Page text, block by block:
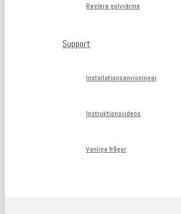
Reglera golvvärme
Support
Installationsanvisningar
Instruktionsvideos
Vanliga frågor